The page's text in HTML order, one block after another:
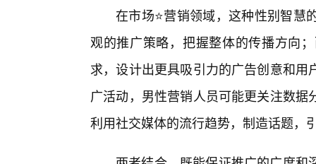
在市场⭐营销领域，这种性别智慧
观的推广策略，把握整体的传播方向
求，设计出更具吸引力的广告创意和
广活动，男性营销人员可能更关注数
利用社交媒体的流行趋势，制造话题，